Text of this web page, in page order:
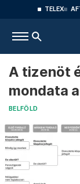
TELEX
A tizenöt
mondata
BELFÖLD